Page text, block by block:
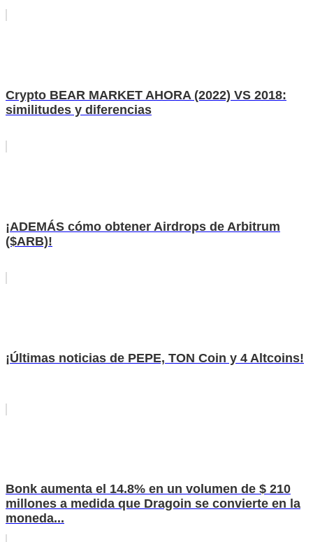
Crypto BEAR MARKET AHORA (2022) VS 2018:
similitudes y diferencias
¡ADEMÁS cómo obtener Airdrops de Arbitrum
($ARB)!
¡Últimas noticias de PEPE, TON Coin y 4 Altcoins!
Bonk aumenta el 14.8% en un volumen de $ 210
millones a medida que Dragoin se convierte en la
moneda...